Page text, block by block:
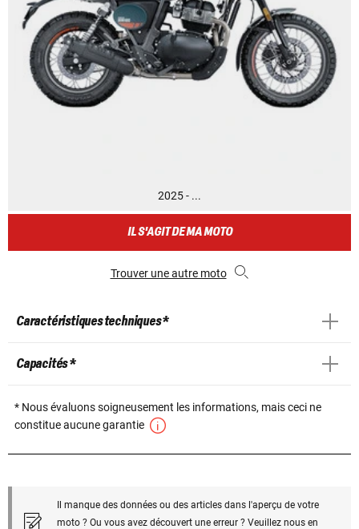
2025 - ...
IL S'AGIT DE MA MOTO
Trouver une autre moto
Caractéristiques techniques *
Capacités *
* Nous évaluons soigneusement les informations, mais ceci ne
constitue aucune garantie
Il manque des données ou des articles dans l'aperçu de votre
moto ? Ou vous avez découvert une erreur ? Veuillez nous en